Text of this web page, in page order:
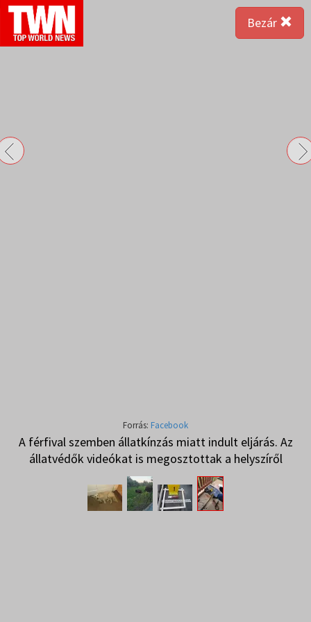
Bezár
Forrás: Facebook
A férfival szemben állatkínzás miatt indult eljárás. Az
állatvédők videókat is megosztottak a helyszíről